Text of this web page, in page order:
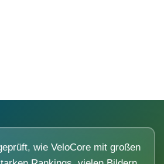
wie VeloCore mit großen